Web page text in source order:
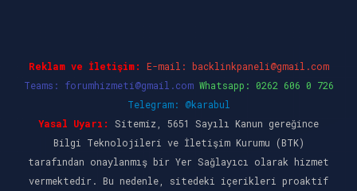
Reklam ve İletişim: E-mail: backlinkpaneli@gmail.com
Teams: forumhizmeti@gmail.com Whatsapp: 0262 606 0 726
Telegram: @karabul
Yasal Uyarı:
Sitemiz, 5651 Sayılı Kanun gereğince
Bilgi Teknolojileri ve İletişim Kurumu (BTK)
tarafından onaylanmış bir Yer Sağlayıcı olarak hizmet
vermektedir. Bu nedenle, sitedeki içerikleri proaktif